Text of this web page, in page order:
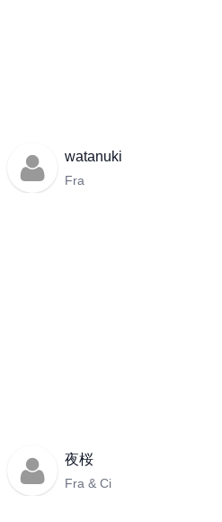
watanuki
Fra
夜桜
Fra & Ci